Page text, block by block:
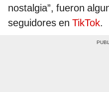
nostalgia”, fueron
seguidores en TikTok.